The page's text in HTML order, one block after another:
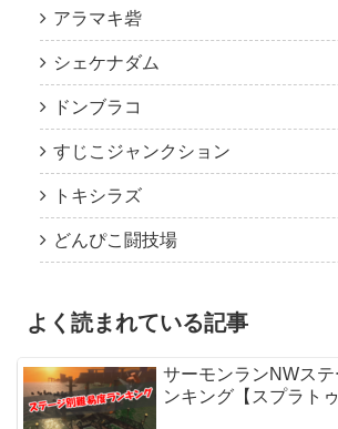
アラマキ砦
シェケナダム
ドンブラコ
すじこジャンクション
トキシラズ
どんぴこ闘技場
よく読まれている記事
サーモンランNWス
ンキング【スプラト